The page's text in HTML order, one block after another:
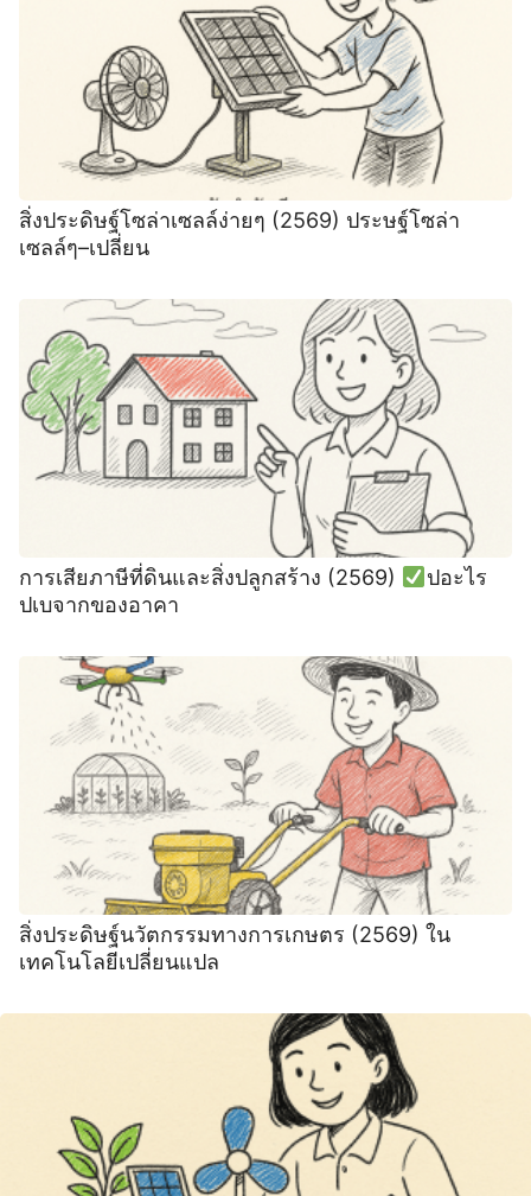
สิ่งประดิษฐ์โซล่าเซลล์ง่ายๆ (2569) ประษฐ์โซล่า
เซลล์ๆ–เปลี่ยน
การเสียภาษีที่ดินและสิ่งปลูกสร้าง (2569)
ปอะไร
ปเบจากของอาคา
สิ่งประดิษฐ์นวัตกรรมทางการเกษตร (2569) ใน
เทคโนโลยีเปลี่ยนแปล